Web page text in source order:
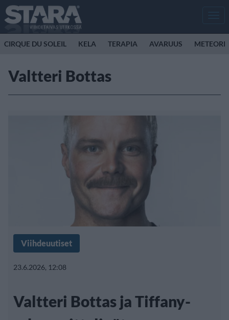
CIRQUE DU SOLEIL KELA TERAPIA AVARUUS METEORI
Valtteri Bottas
Viihdeuutiset
23.6.2026, 12:08
Valtteri Bottas ja Tiffany-